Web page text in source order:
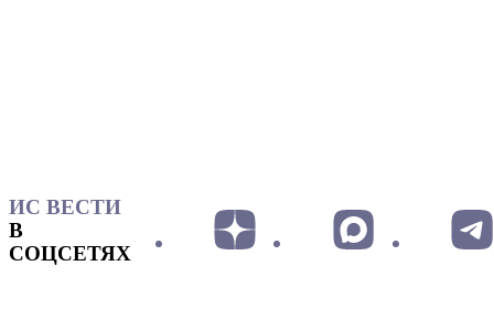
ИС ВЕСТИ
В
СОЦСЕТЯХ